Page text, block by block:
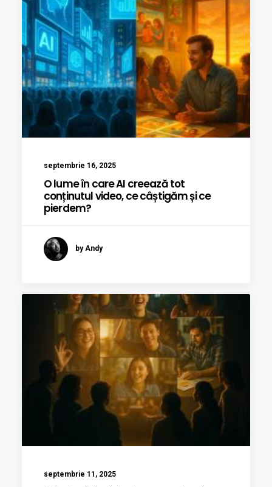
septembrie 16, 2025
O lume în care AI creează tot
conținutul video, ce câștigăm și ce
pierdem?
by Andy
septembrie 11, 2025